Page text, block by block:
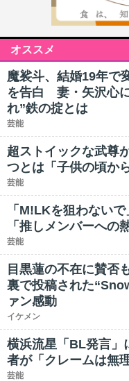
オススメ
魔裟斗、結婚19年で
を告白 妻・矢沢心
れ”鉄の掟とは
芸能
超ストイックな武尊
つとは「子供の頃か
芸能
「M!LKを狙わない
「推しメンバーへの
芸能
目黒蓮の不在に賛否
裏で投稿された
ァン感動
イケメン
横浜流星「BL発言」
者が「クレームは無
芸能